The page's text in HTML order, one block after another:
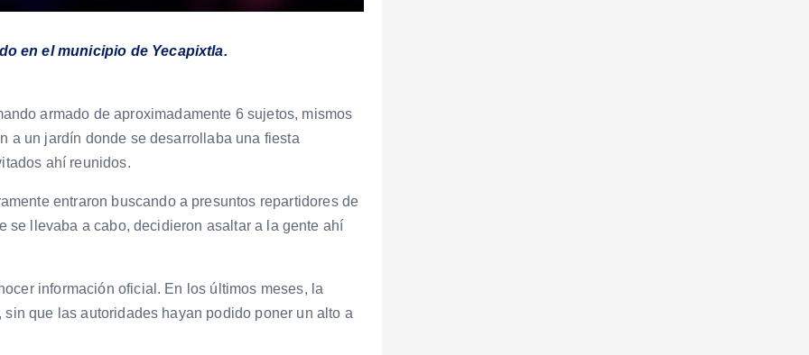
en el municipio de Yecapixtla.
armado de aproximadamente 6 sujetos, mismos
a un jardín donde se desarrollaba una fiesta
ahí reunidos.
entraron buscando a presuntos repartidores de
se llevaba a cabo, decidieron asaltar a la gente ahí
información oficial. En los últimos meses, la
que las autoridades hayan podido poner un alto a